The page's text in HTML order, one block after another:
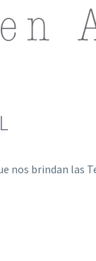
nos brindan las